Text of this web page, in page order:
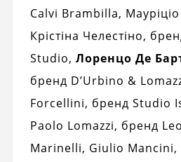
Calvi Brambilla, Мауріціо
Крістіна Челестіно,
Studio, Лоренцо Де
бренд D’Urbino &
Forcellini, бренд Studio
Paolo Lomazzi, бренд
Marinelli, Giulio Mancini,